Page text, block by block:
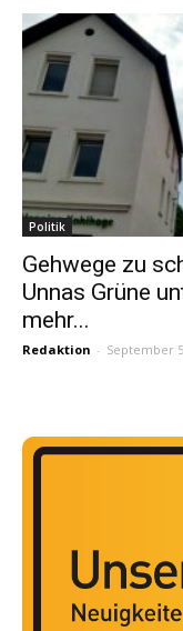
Politik
Gehwege zu
Unnas Grüne
mehr...
Redaktion - September